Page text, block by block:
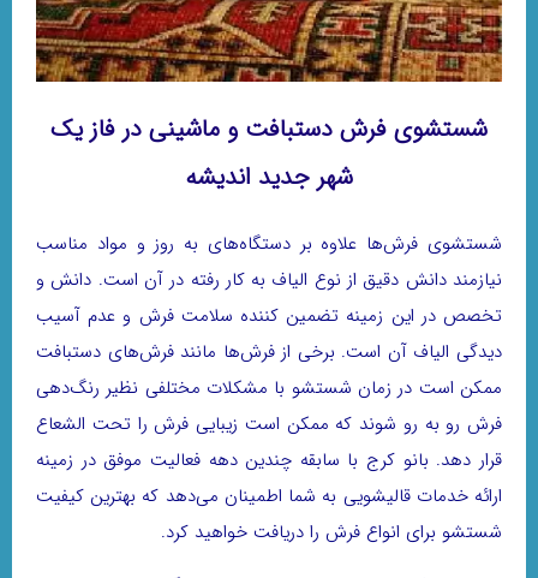
شستشوی فرش دستبافت و ماشینی در فاز یک
شهر جدید اندیشه
شستشوی فرش‌ها علاوه بر دستگاه‌های به روز و مواد مناسب
نیازمند دانش دقیق از نوع الیاف به کار رفته در آن است. دانش و
تخصص در این زمینه تضمین کننده سلامت فرش و عدم آسیب
دیدگی الیاف آن است. برخی از فرش‌ها مانند فرش‌های دستبافت
ممکن است در زمان شستشو با مشکلات مختلفی نظیر رنگ‌دهی
فرش رو به رو شوند که ممکن است زیبایی فرش را تحت الشعاع
قرار دهد. بانو کرج با سابقه چندین دهه فعالیت موفق در زمینه
ارائه خدمات قالیشویی به شما اطمینان می‌دهد که بهترین کیفیت
شستشو برای انواع فرش را دریافت خواهید کرد.